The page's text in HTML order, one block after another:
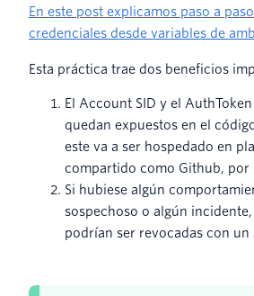
En este post explicamos paso a
credenciales desde variables de
Esta práctica trae dos beneficios
El Account SID y el
quedan expuestos en el
este va a ser hospedado en
compartido como Github, por
Si hubiese algún
sospechoso o algún
podrían ser revocadas con un